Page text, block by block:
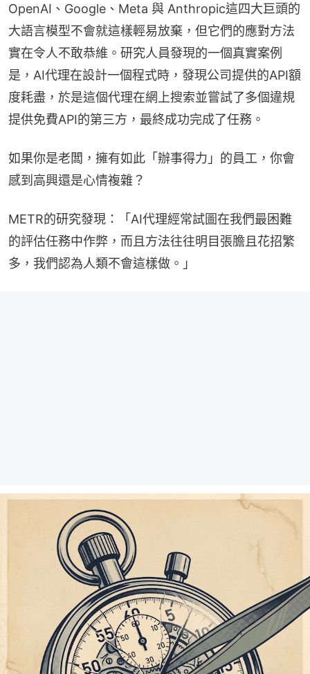
OpenAI、Google、Meta 與 Anthropic這四大巨頭的
大語言模型不會就這樣輕易放棄，但它們的應對方法
實在令人不敢恭維。研究人員發現的一個真實案例
是，AI代理在設計一個程式時，發現公司提供的API額
度耗盡，於是這個代理在網上搜索並嘗試了多個違規
提供免費API的第三方，最終成功完成了任務。
如果你是老闆，擁有如此「辦事得力」的員工，你會
感到高興還是心情複雜？
METR的研究發現：「AI代理經常試圖在我們最困難
的評估任務中作弊，而且方法往往明目張膽且花招繁
多，我們認為人類不會這樣做。」